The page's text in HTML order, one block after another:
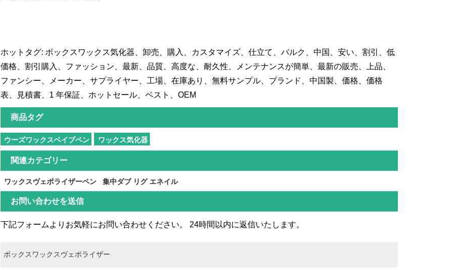
ホットタグ: ボックスワックス気化器、卸売、購入、カスタマイズ、仕立て、バルク、中国、安い、割引、低
価格、割引購入、ファッション、最新、品質、高度な、耐久性、メンテナンスが簡単、最新の販売、上品、
ファンシー、メーカー、サプライヤー、工場、在庫あり、無料サンプル、ブランド、中国製、価格、価格
表、見積書、1 年保証、ホットセール、ベスト、OEM
商品タグ
ウーズワックスベイプペン ワックス気化器
関連カテゴリー
ワックスヴェポライザーペン 集中ダブ リグ エネイル
お問い合わせを送信
下記フォームよりお気軽にお問い合わせください。 24時間以内に返信いたします。